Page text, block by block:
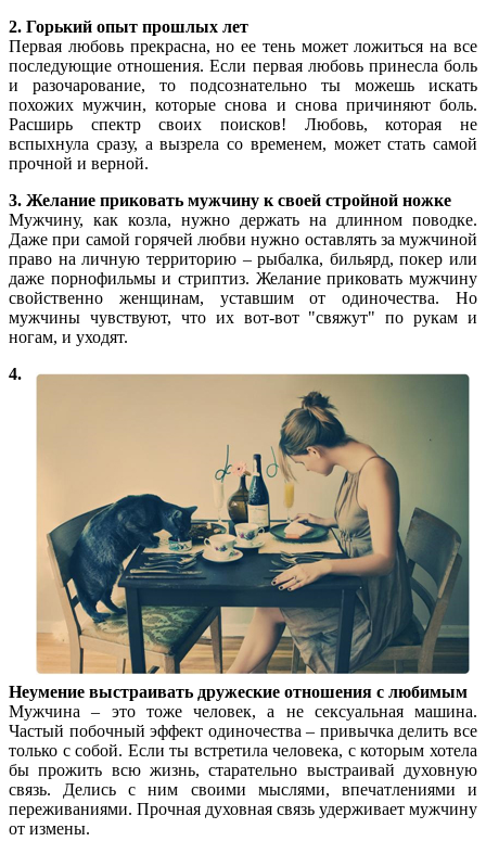
2. Горький опыт прошлых лет
Первая любовь прекрасна, но ее тень может ложиться на все
последующие отношения. Если первая любовь принесла боль
и разочарование, то подсознательно ты можешь искать
похожих мужчин, которые снова и снова причиняют боль.
Расширь спектр своих поисков! Любовь, которая не
вспыхнула сразу, а вызрела со временем, может стать самой
прочной и верной.
3. Желание приковать мужчину к своей стройной ножке
Мужчину, как козла, нужно держать на длинном поводке.
Даже при самой горячей любви нужно оставлять за мужчиной
право на личную территорию – рыбалка, бильярд, покер или
даже порнофильмы и стриптиз. Желание приковать мужчину
свойственно женщинам, уставшим от одиночества. Но
мужчины чувствуют, что их вот-вот "свяжут" по рукам и
ногам, и уходят.
4.
Неумение выстраивать дружеские отношения с любимым
Мужчина – это тоже человек, а не сексуальная машина.
Частый побочный эффект одиночества – привычка делить все
только с собой. Если ты встретила человека, с которым хотела
бы прожить всю жизнь, старательно выстраивай духовную
связь. Делись с ним своими мыслями, впечатлениями и
переживаниями. Прочная духовная связь удерживает мужчину
от измены.